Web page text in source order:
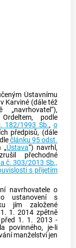
Ústavnímu
Karviné (dále též
podle
182/1993 Sb., o
předpisů, (dále
článku 95 odst.
„Ústava“) navrhl,
přechodné
č. 303/2013 Sb.,
s přijetím
navrhovatele o
ustanovení s
jím založené
1. 2014 zpětně
před 1. 1. 2013 -
povinného, je-li
manželství jen